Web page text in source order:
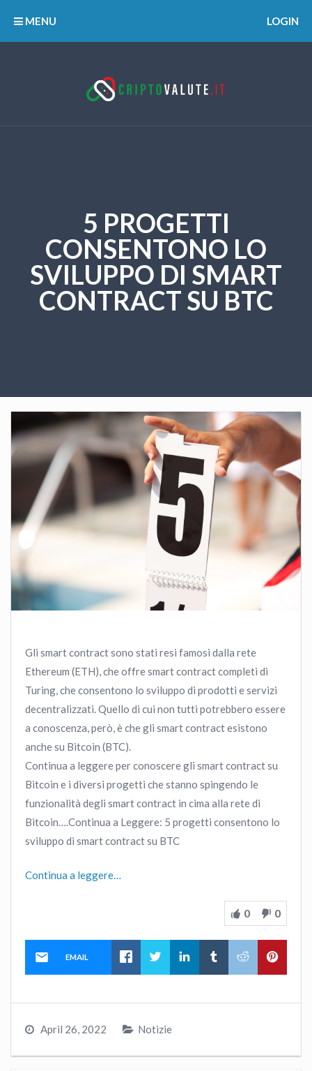
MENU LOGIN
5 PROGETTI
CONSENTONO LO
SVILUPPO DI SMART
CONTRACT SU BTC
Gli smart contract sono stati resi famosi dalla rete
Ethereum (ETH), che offre smart contract completi di
Turing, che consentono lo sviluppo di prodotti e servizi
decentralizzati. Quello di cui non tutti potrebbero essere
a conoscenza, però, è che gli smart contract esistono
anche su Bitcoin (BTC).
Continua a leggere per conoscere gli smart contract su
Bitcoin e i diversi progetti che stanno spingendo le
funzionalità degli smart contract in cima alla rete di
Bitcoin….Continua a Leggere: 5 progetti consentono lo
sviluppo di smart contract su BTC
Continua a leggere…
0 0
EMAIL
April 26, 2022 Notizie